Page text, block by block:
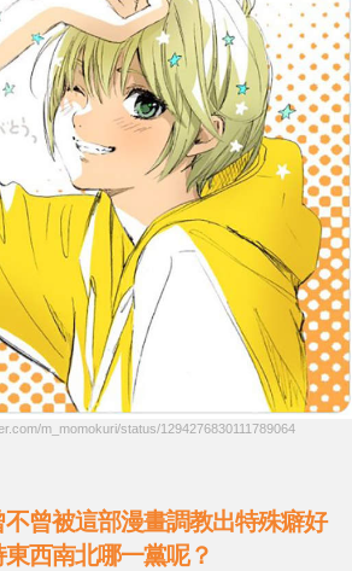
m_momokuri/status/1294276830111789064
不曾被這部漫畫調教出特殊癖好
西南北哪一黨呢？